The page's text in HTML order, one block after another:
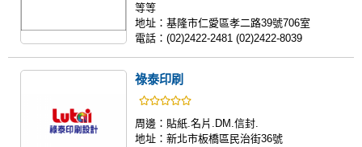
等等
地址： 基隆市仁愛區孝二路39號706室
電話： (02)2422-2481 (02)2422-8039
祿泰印刷
周邊： 貼紙.名片.DM.信封.
地址： 新北市板橋區民治街36號